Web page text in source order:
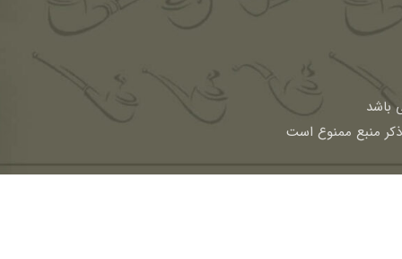
باشد
منبع ممنوع است